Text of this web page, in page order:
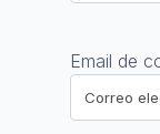
Email de